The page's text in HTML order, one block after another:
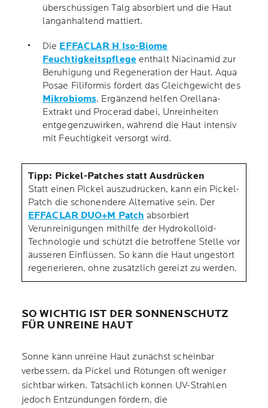
überschüssigen Talg absorbiert und die Haut
langanhaltend mattiert.
Die EFFACLAR H Iso-Biome
Feuchtigkeitspflege enthält Niacinamid zur
Beruhigung und Regeneration der Haut. Aqua
Posae Filiformis fördert das Gleichgewicht des
Mikrobioms. Ergänzend helfen Orellana-
Extrakt und Procerad dabei, Unreinheiten
entgegenzuwirken, während die Haut intensiv
mit Feuchtigkeit versorgt wird.
Tipp: Pickel-Patches statt Ausdrücken
Statt einen Pickel auszudrücken, kann ein Pickel-
Patch die schonendere Alternative sein. Der
EFFACLAR DUO+M Patch absorbiert
Verunreinigungen mithilfe der Hydrokolloid-
Technologie und schützt die betroffene Stelle vor
äusseren Einflüssen. So kann die Haut ungestört
regenerieren, ohne zusätzlich gereizt zu werden.
SO WICHTIG IST DER SONNENSCHUTZ
FÜR UNREINE HAUT
Sonne kann unreine Haut zunächst scheinbar
verbessern, da Pickel und Rötungen oft weniger
sichtbar wirken. Tatsächlich können UV-Strahlen
jedoch Entzündungen fördern, die